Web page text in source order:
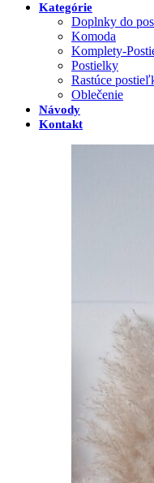
Kategórie
Doplnky do
Komoda
Komplety-
Postielky
Rastúce
Oblečenie
Návody
Kontakt